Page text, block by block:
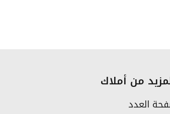
من أملاك
العدد